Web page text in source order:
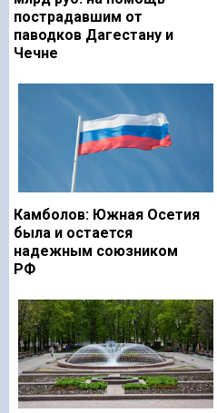
пострадавшим от
паводков Дагестану и
Чечне
Камболов: Южная Осетия
была и остается
надежным союзником
РФ